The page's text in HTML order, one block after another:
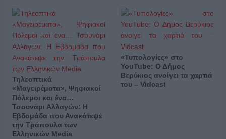
Τηλεοπτικά
«Μαγειρέματα», Ψηφιακοί
Πόλεμοι και ένα…
Τσουνάμι Αλλαγών: Η
Εβδομάδα που Ανακάτεψε
την Τράπουλα των
Ελληνικών Media
«Τυπολογίες» στο
YouTube: Ο Δήμος
Βερύκιος ανοίγει τα χαρτιά
του – Vidcast